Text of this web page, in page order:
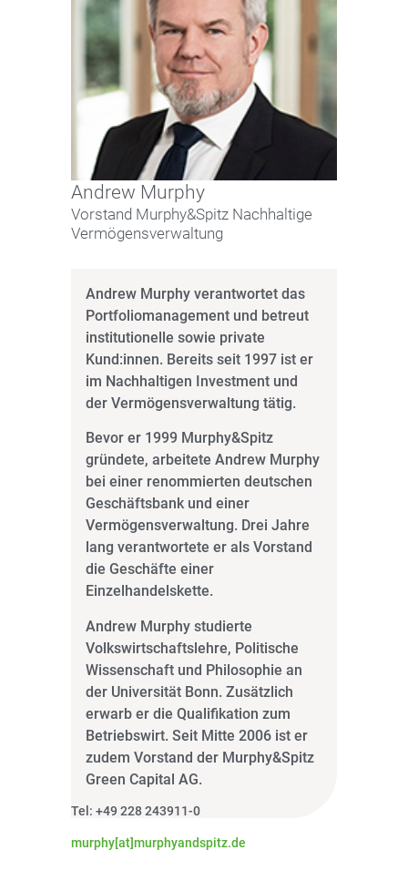
Andrew Murphy
Vorstand Murphy&Spitz Nachhaltige
Vermögensverwaltung
Andrew Murphy verantwortet das
Portfoliomanagement und betreut
institutionelle sowie private
Kund:innen. Bereits seit 1997 ist er
im Nachhaltigen Investment und
der Vermögensverwaltung tätig.
Bevor er 1999 Murphy&Spitz
gründete, arbeitete Andrew Murphy
bei einer renommierten deutschen
Geschäftsbank und einer
Vermögensverwaltung. Drei Jahre
lang verantwortete er als Vorstand
die Geschäfte einer
Einzelhandelskette.
Andrew Murphy studierte
Volkswirtschaftslehre, Politische
Wissenschaft und Philosophie an
der Universität Bonn. Zusätzlich
erwarb er die Qualifikation zum
Betriebswirt. Seit Mitte 2006 ist er
zudem Vorstand der Murphy&Spitz
Green Capital AG.
Tel: +49 228 243911-0
murphy[at]murphyandspitz.de